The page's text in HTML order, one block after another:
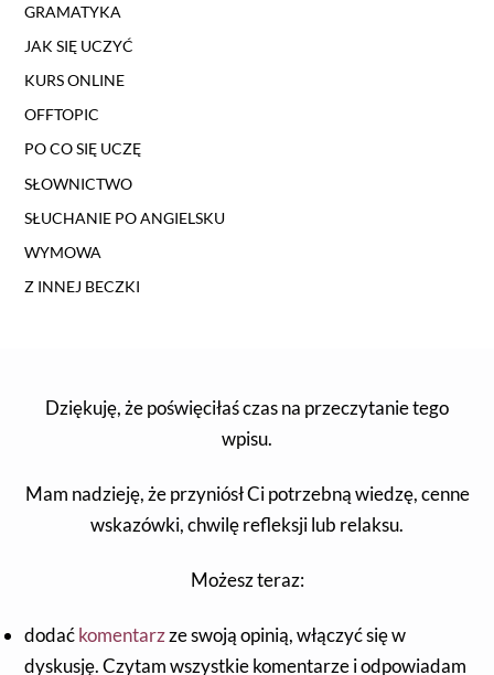
GRAMATYKA
JAK SIĘ UCZYĆ
KURS ONLINE
OFFTOPIC
PO CO SIĘ UCZĘ
SŁOWNICTWO
SŁUCHANIE PO ANGIELSKU
WYMOWA
Z INNEJ BECZKI
Dziękuję, że poświęciłaś czas na przeczytanie tego
wpisu.
Mam nadzieję, że przyniósł Ci potrzebną wiedzę, cenne
wskazówki, chwilę refleksji lub relaksu.
Możesz teraz:
dodaćkomentarzze swoją opinią, włączyć się w
dyskusję. Czytam wszystkie komentarze i odpowiadam